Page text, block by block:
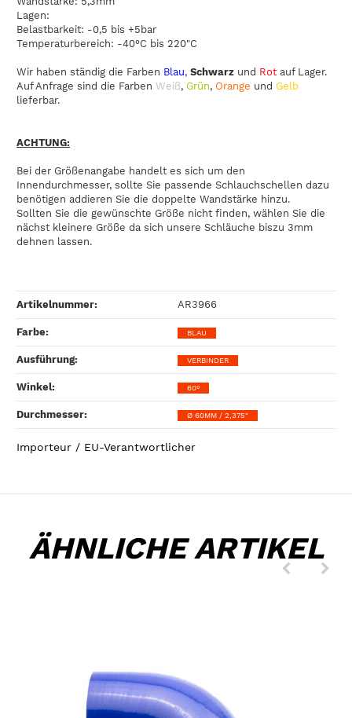
Lagen:
Belastbarkeit: -0,5 bis +5bar
Temperaturbereich: -40°C bis 220"C
Wir haben ständig die Farben Blau, Schwarz und Rot auf Lager.
Auf Anfrage sind die Farben Weiß, Grün, Orange und Gelb
lieferbar.
ACHTUNG:
Bei der Größenangabe handelt es sich um den
Innendurchmesser, sollte Sie passende Schlauchschellen dazu
benötigen addieren Sie die doppelte Wandstärke hinzu.
Sollten Sie die gewünschte Größe nicht finden, wählen Sie die
nächst kleinere Größe da sich unsere Schläuche biszu 3mm
dehnen lassen.
Artikelnummer: AR3966
Farbe‍: BLAU
Ausführung‍: VERBINDER
Winkel‍: 60°
Durchmesser‍: Ø 60MM / 2,375"
Importeur / EU-Verantwortlicher
ÄHNLICHE ARTIKEL